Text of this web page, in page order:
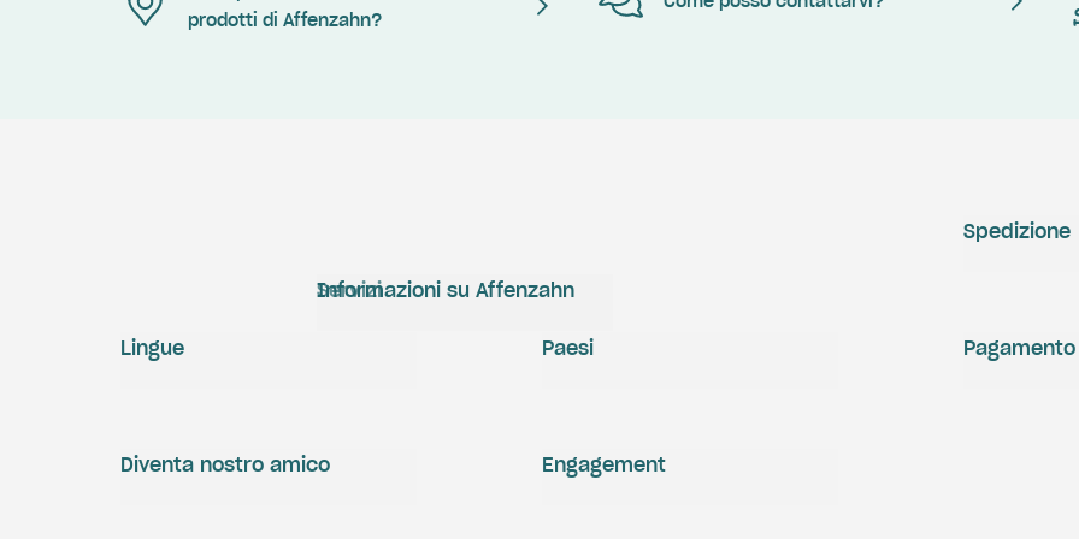
prodotti di Affenzahn?
Servizi
Informazioni su Affenzahn
Spedizione
Pagamento
Engagement
Diventa nostro amico
Lingue Paesi